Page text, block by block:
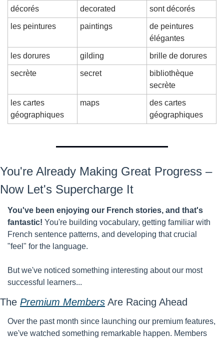
décorés decorated sont décorés
les peintures paintings
de peintures
élégantes
les dorures gilding brille de dorures
secrète secret
bibliothèque
secrète
les cartes
géographiques
maps
des cartes
géographiques
You're Already Making Great Progress –
Now Let's Supercharge It
You've been enjoying our French stories, and that's
fantastic! You're building vocabulary, getting familiar with
French sentence patterns, and developing that crucial
"feel" for the language.
But we've noticed something interesting about our most
successful learners...
The Premium Members Are Racing Ahead
Over the past month since launching our premium features,
we've watched something remarkable happen. Members